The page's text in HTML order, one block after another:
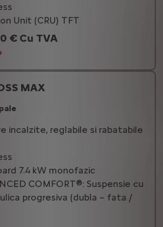
Unit (CRU) TFT
€ Cu TVA
MAX
incalzite, reglabile si rabatabile
7.4 kW monofazic
COMFORT®: Suspensie cu
progresiva (dubla – fata /